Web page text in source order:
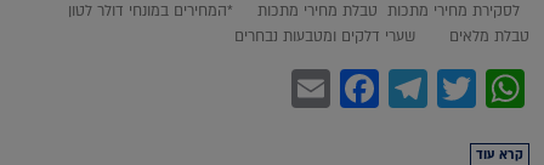
לסקירת מחירי מתכות טבלת מחירי מתכות *המחירים במונחי דולר לטון
טבלת מלאים שערי דלקים ומטבעות נבחרים
WhatsApp
Twitter
Telegram
Facebook
קרא עוד